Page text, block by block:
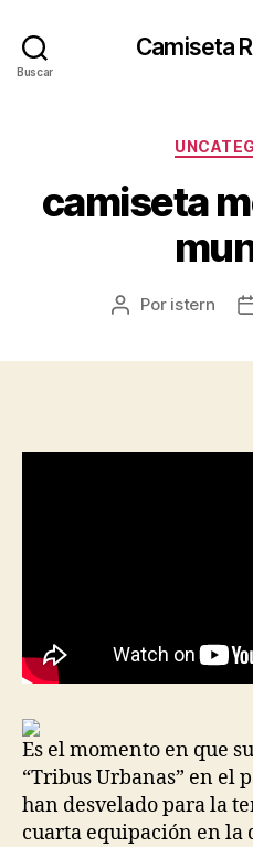
Buscar
Camiseta
camiseta
Autor
Por istern
Es el momento en que
“Tribus Urbanas” en el
han desvelado para la
cuarta equipación en la